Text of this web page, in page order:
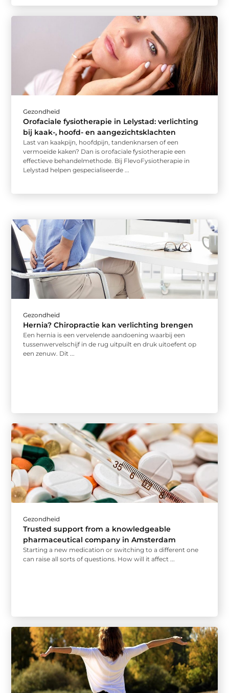
Gezondheid
Orofaciale fysiotherapie in Lelystad: verlichting
bij kaak-, hoofd- en aangezichtsklachten
Last van kaakpijn, hoofdpijn, tandenknarsen of een
vermoeide kaken? Dan is orofaciale fysiotherapie een
effectieve behandelmethode. Bij FlevoFysiotherapie in
Lelystad helpen gespecialiseerde ...
Gezondheid
Hernia? Chiropractie kan verlichting brengen
Een hernia is een vervelende aandoening waarbij een
tussenwervelschijf in de rug uitpuilt en druk uitoefent op
een zenuw. Dit ...
Gezondheid
Trusted support from a knowledgeable
pharmaceutical company in Amsterdam
Starting a new medication or switching to a different one
can raise all sorts of questions. How will it affect ...